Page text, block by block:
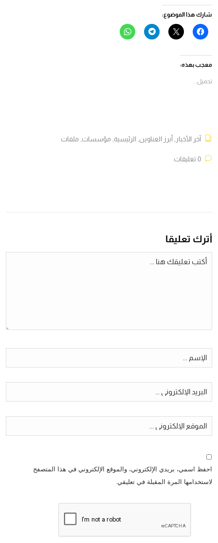
شارك هذا الموضوع:
انقر
للمشاركة
(فتح
في
نافذة
النقر
للمشاركة
انقر
للمشاركة
انقر
للمشاركة
معجب بهذه:
تحميل...
آخر الأخبار أبرز العناوين الرئيسية مؤسسات ملفات
أترك تعليقا
احفظ اسمي، بريدي الإلكتروني، والموقع الإلكتروني في هذا المتصفح
لاستخدامها المرة المقبلة في تعليقي.